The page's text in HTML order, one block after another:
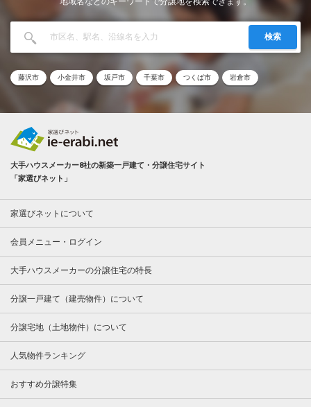
検索
藤沢市 小金井市 坂戸市 千葉市 つくば市 岩倉市
大手ハウスメーカー8社の新築一戸建て・分譲住宅サイト
「家選びネット」
家選びネットについて
会員メニュー・ログイン
大手ハウスメーカーの分譲住宅の特長
分譲一戸建て（建売物件）について
分譲宅地（土地物件）について
人気物件ランキング
おすすめ分譲特集